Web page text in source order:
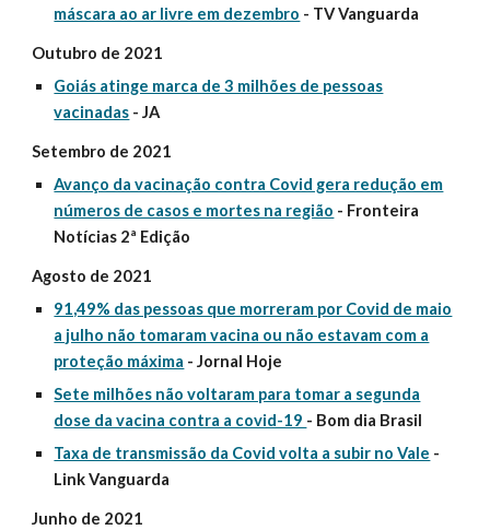
máscara ao ar livre em dezembro - TV Vanguarda
Outubro de 2021
Goiás atinge marca de 3 milhões de pessoas
vacinadas - JA
Setembro de 2021
Avanço da vacinação contra Covid gera redução em
números de casos e mortes na região - Fronteira
Notícias 2ª Edição
Agosto de 2021
91,49% das pessoas que morreram por Covid de maio
a julho não tomaram vacina ou não estavam com a
proteção máxima - Jornal Hoje
Sete milhões não voltaram para tomar a segunda
dose da vacina contra a covid-19 - Bom dia Brasil
Taxa de transmissão da Covid volta a subir no Vale -
Link Vanguarda
Junho de 2021